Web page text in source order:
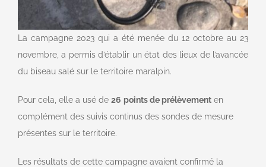
La campagne 2023 qui a été menée du 12 octobre au 23
novembre, a permis d’établir un état des lieux de l’avancée
du biseau salé sur le territoire maralpin.
Pour cela, elle a usé de 26 points de prélèvementen
complément des suivis continus des sondes de mesure
présentes sur le territoire.
Les résultats de cette campagne avaient confirmé la